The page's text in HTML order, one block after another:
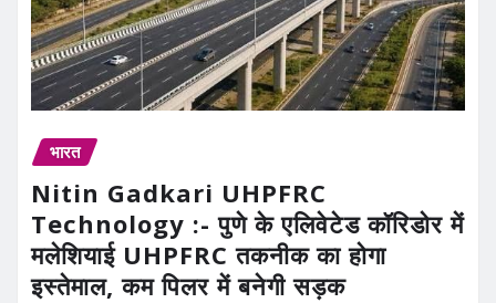
भारत
Nitin Gadkari UHPFRC
Technology :- पुणे के एलिवेटेड कॉरिडोर में
मलेशियाई UHPFRC तकनीक का होगा
इस्तेमाल, कम पिलर में बनेगी सड़क